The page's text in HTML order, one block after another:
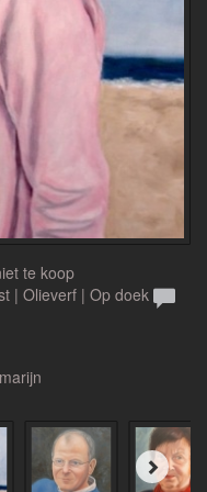
te koop
| Olieverf | Op doek